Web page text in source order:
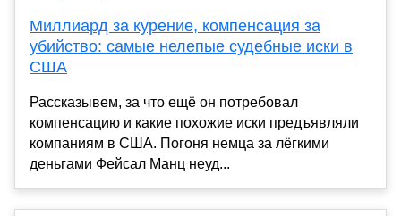
Миллиард за курение, компенсация за
убийство: самые нелепые судебные иски в
США
Рассказывем, за что ещё он потребовал
компенсацию и какие похожие иски предъявляли
компаниям в США. Погоня немца за лёгкими
деньгами Фейсал Манц неуд...